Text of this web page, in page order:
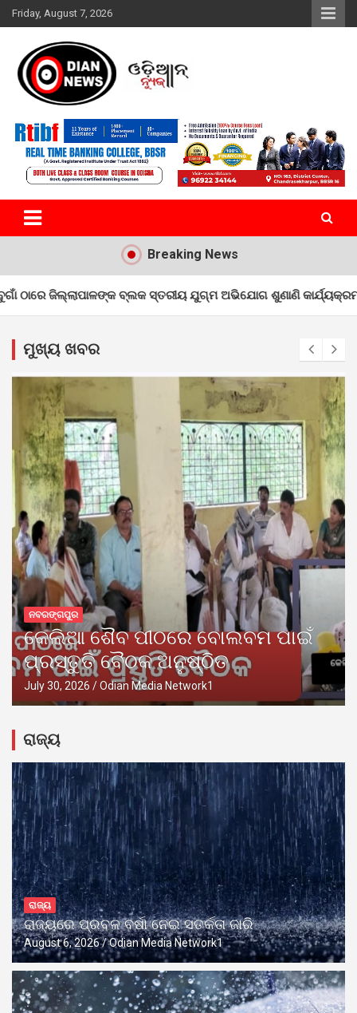
Skip
to
Friday, August 7, 2026
ଓଡିଆନ୍ ନ୍ୟୁଜ
Breaking News
ବ୍ଲକ ସ୍ତରୀୟ ଯୁଗ୍ମ ଅଭିଯୋଗ ଶୁଣାଣି କାର୍ଯ୍ୟକ୍ରମ ଅନୁଷ୍ଠିତ ଚତୁର୍ଦ୍ଧା
ମୁଖ୍ୟ ଖବର
ନବରଙ୍ଗପୁର
କେଲିଆ ଶୈବ ପୀଠରେ ବୋଲବମ ପାଇଁ
ପ୍ରସ୍ତୁତି ବୈଠକ ଅନୁଷ୍ଠିତ
July 30, 2026 Odian Media Network1
ରାଜ୍ୟ
ରାଜ୍ୟ
ରାଜ୍ୟରେ ପ୍ରବଳ ବର୍ଷା ନେଇ ସତର୍କତା ଜାରି
August 6, 2026 Odian Media Network1